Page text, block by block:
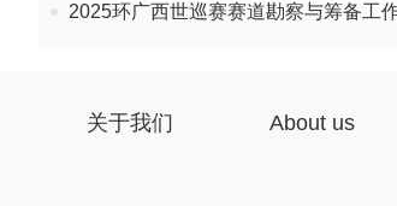
2025环广西世巡赛赛道勘察与筹备工
关于我们 About us